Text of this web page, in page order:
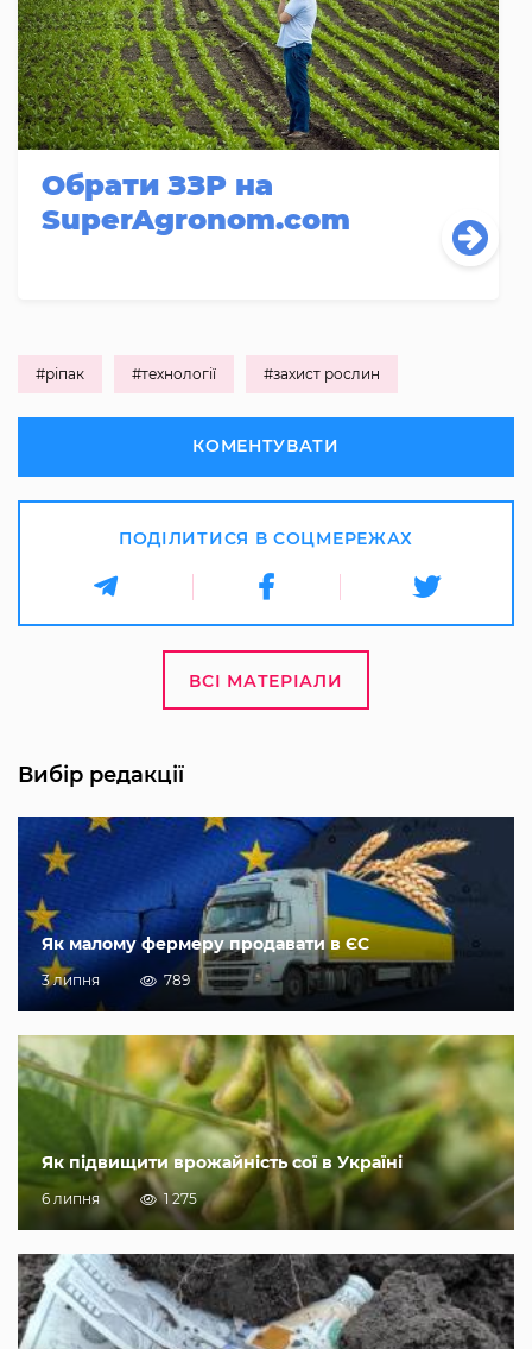
Обрати ЗЗР на
SuperAgronom.com
#ріпак #технології #захист рослин
КОМЕНТУВАТИ
ПОДІЛИТИСЯ В СОЦМЕРЕЖАХ
ВСІ МАТЕРІАЛИ
Вибір редакції
Як малому фермеру продавати в ЄС
3 липня 789
Як підвищити врожайність сої в Україні
6 липня 1 275